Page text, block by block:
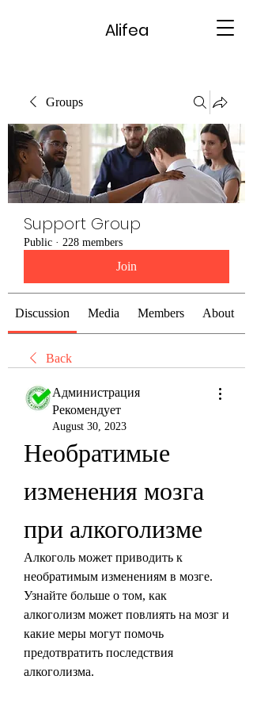
Alifea
Groups
Support Group
Public · 228 members
Join
Discussion Media Members About
Back
Администрация
Рекомендует
August 30, 2023
Необратимые
изменения мозга
при алкоголизме
Алкоголь может приводить к
необратимым изменениям в мозге.
Узнайте больше о том, как
алкоголизм может повлиять на мозг и
какие меры могут помочь
предотвратить последствия
алкоголизма.